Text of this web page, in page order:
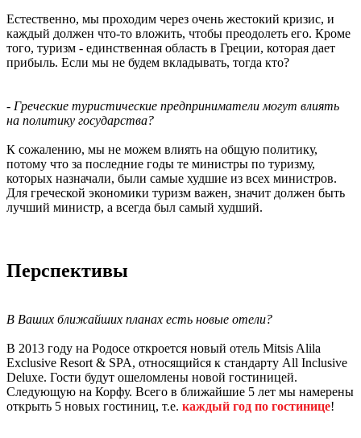
Естественно, мы проходим через очень жестокий кризис, и
каждый должен что-то вложить, чтобы преодолеть его. Кроме
того, туризм - единственная область в Греции, которая дает
прибыль. Если мы не будем вкладывать, тогда кто?
- Греческие туристические предприниматели могут влиять
на политику государства?
К сожалению, мы не можем влиять на общую политику,
потому что за последние годы те министры по туризму,
которых назначали, были самые худшие из всех министров.
Для греческой экономики туризм важен, значит должен быть
лучший министр, а всегда был самый худший.
Перспективы
В Ваших ближайших планах есть новые отели?
В 2013 году на Родосе откроется новый отель Mitsis Alila
Exclusive Resort & SPA, относящийся к стандарту All Inclusive
Deluxe. Гости будут ошеломлены новой гостиницей.
Следующую на Корфу. Всего в ближайшие 5 лет мы намерены
открыть 5 новых гостиниц, т.е. каждый год по гостинице!